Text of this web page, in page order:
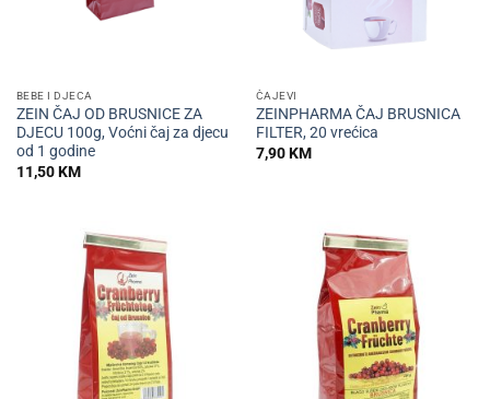
BEBE I DJECA
ZEIN ČAJ OD BRUSNICE ZA
DJECU 100g, Voćni čaj za djecu
od 1 godine
11,50KM
ČAJEVI
ZEINPHARMA ČAJ BRUSNICA
FILTER, 20 vrećica
7,90KM